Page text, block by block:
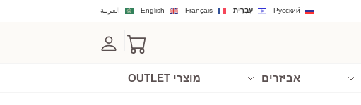
العربية English Français עִבְרִית Русский
אביזרים מוצרי OUTLET